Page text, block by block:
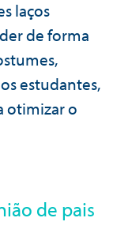
laços
de forma
estudantes,
otimizar o
de pais